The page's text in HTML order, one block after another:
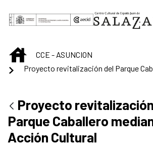
INICIOCCE - ASUNCION
Proyecto
Parque Caballero
Acción Cultural